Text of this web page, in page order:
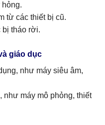
hỏng.
từ các thiết bị cũ.
bị tháo rời.
giáo dục
như máy siêu âm,
như máy mô phỏng, thiết